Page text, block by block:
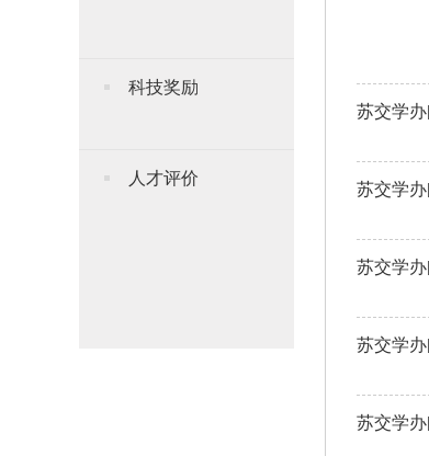
科技奖励
人才评价
苏交学
苏交学
苏交学
苏交学